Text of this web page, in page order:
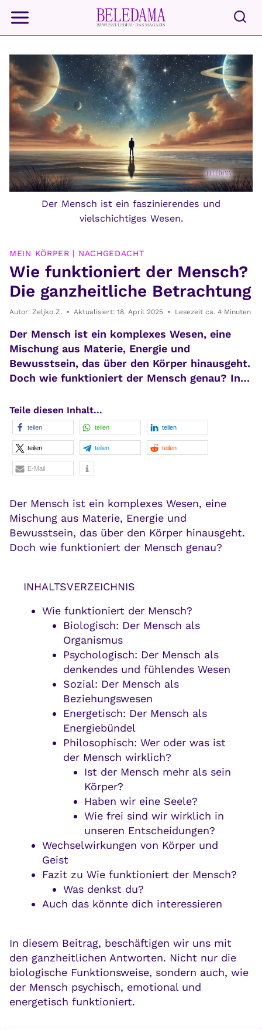
Inhalt
springen
Der Mensch ist ein faszinierendes und
vielschichtiges Wesen.
MEIN KÖRPER | NACHGEDACHT
Wie funktioniert der Mensch?
Die ganzheitliche Betrachtung
Autor: Zeljko Z. Aktualisiert: 18. April 2025 Lesezeit ca. 4 Minuten
Der Mensch ist ein komplexes Wesen, eine
Mischung aus Materie, Energie und
Bewusstsein, das über den Körper hinausgeht.
Doch wie funktioniert der Mensch genau? In…
Teile diesen Inhalt...
teilen teilen teilen
teilen teilen teilen
E-Mail
Der Mensch ist ein komplexes Wesen, eine
Mischung aus Materie, Energie und
Bewusstsein, das über den Körper hinausgeht.
Doch wie funktioniert der Mensch genau?
INHALTSVERZEICHNIS
Wie funktioniert der Mensch?
Biologisch: Der Mensch als
Organismus
Psychologisch: Der Mensch als
denkendes und fühlendes Wesen
Sozial: Der Mensch als
Beziehungswesen
Energetisch: Der Mensch als
Energiebündel
Philosophisch: Wer oder was ist
der Mensch wirklich?
Ist der Mensch mehr als sein
Körper?
Haben wir eine Seele?
Wie frei sind wir wirklich in
unseren Entscheidungen?
Wechselwirkungen von Körper und
Geist
Fazit zu Wie funktioniert der Mensch?
Was denkst du?
Auch das könnte dich interessieren
In diesem Beitrag, beschäftigen wir uns mit
den ganzheitlichen Antworten. Nicht nur die
biologische Funktionsweise, sondern auch, wie
der Mensch psychisch, emotional und
energetisch funktioniert.